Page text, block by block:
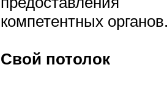
компетентных
Свой потолок